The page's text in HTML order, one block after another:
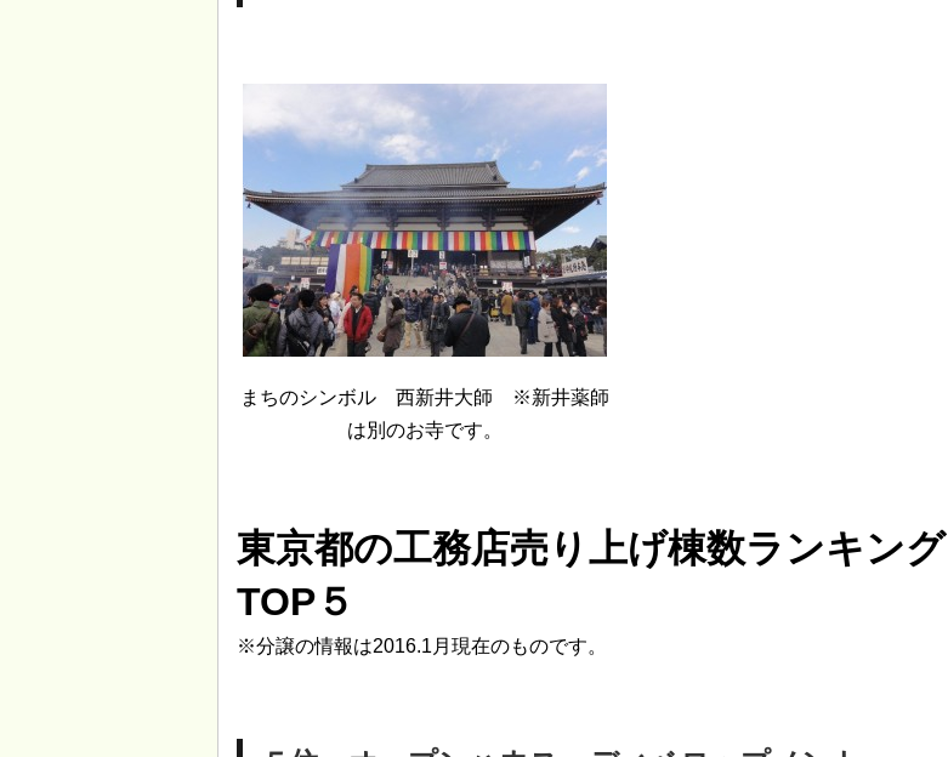
まちのシンボル 西新井大師 ※新井薬師
は別のお寺です。
東京都の工務店売り上げ棟数ランキング
TOP５
※分譲の情報は2016.1月現在のものです。